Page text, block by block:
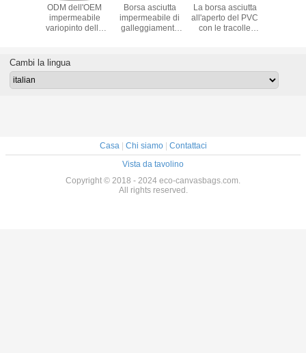
La borsa asciutta
all'aperto del PVC
con le tracolle
borse di
stoccaggio
Borsa asciutta
impermeabile 5L
10L 15L del PVC
Navigazione
zaino
impermeabile
5 litri
Borsa asciutta
impermeabile del
PVC messa per il
Cambi la lingua
Casa| Chi siamo| Contattaci
Vista da tavolino
Copyright © 2018 - 2024 eco-canvasbags.com.
All rights reserved.